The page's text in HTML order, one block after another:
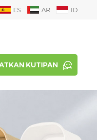
ES AR ID
KUTIPAN